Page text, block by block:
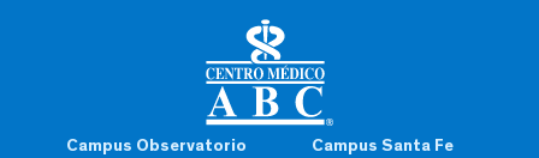
Campus Observatorio Campus Santa Fe